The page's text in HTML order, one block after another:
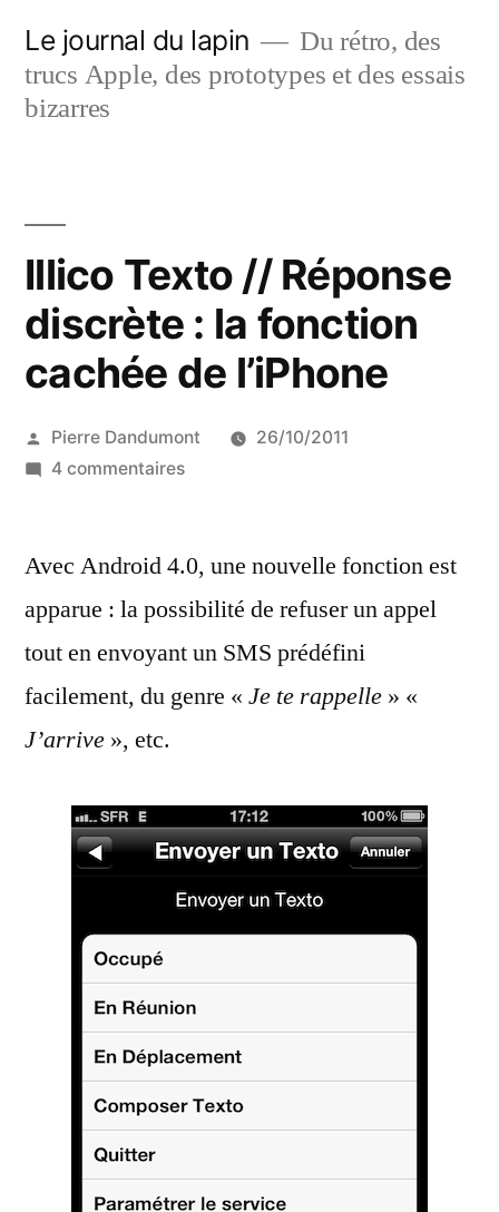
contenu
Le journal du lapin
Du rétro, des
trucs Apple, des prototypes et des essais
bizarres
Illico Texto // Réponse
discrète : la fonction
cachée de l’iPhone
Publié
par
Pierre Dandumont
26/10/2011
4 commentairessur
//
discrète
:
l’iPhone
Avec Android 4.0, une nouvelle fonction est
apparue : la possibilité de refuser un appel
tout en envoyant un SMS prédéfini
facilement, du genre « Je te rappelle » «
J’arrive », etc.